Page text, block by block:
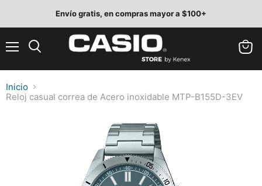
Envío gratis, en compras mayor a $100+
Inicio
Reloj casual correa de Acero inoxidable MTP-B155D-3EV